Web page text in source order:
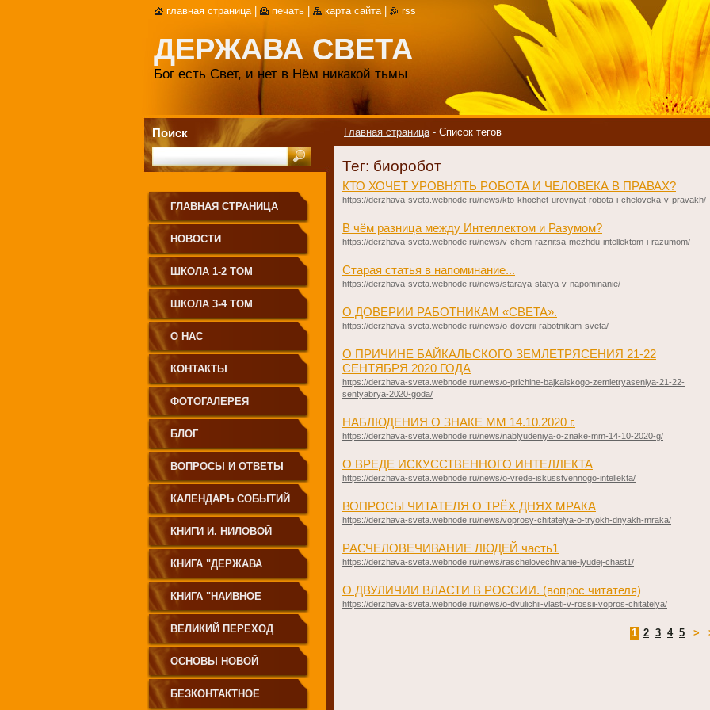
ДЕРЖАВА СВЕТА
Бог есть Свет, и нет в Нём никакой тьмы
Главная страница - Список тегов
Тег: биоробот
​КТО ХОЧЕТ УРОВНЯТЬ РОБОТА И ЧЕЛОВЕКА В ПРАВАХ?
https://derzhava-sveta.webnode.ru/news/kto-khochet-urovnyat-robota-i-cheloveka-v-pravakh/
В чём разница между Интеллектом и Разумом?
https://derzhava-sveta.webnode.ru/news/v-chem-raznitsa-mezhdu-intellektom-i-razumom/
Старая статья в напоминание...
https://derzhava-sveta.webnode.ru/news/staraya-statya-v-napominanie/
О ДОВЕРИИ РАБОТНИКАМ «СВЕТА».
https://derzhava-sveta.webnode.ru/news/o-doverii-rabotnikam-sveta/
О ПРИЧИНЕ БАЙКАЛЬСКОГО ЗЕМЛЕТРЯСЕНИЯ 21-22
СЕНТЯБРЯ 2020 ГОДА
https://derzhava-sveta.webnode.ru/news/o-prichine-bajkalskogo-zemletryaseniya-21-22-
sentyabrya-2020-goda/
НАБЛЮДЕНИЯ О ЗНАКЕ ММ 14.10.2020 г.
https://derzhava-sveta.webnode.ru/news/nablyudeniya-o-znake-mm-14-10-2020-g/
О ВРЕДЕ ИСКУССТВЕННОГО ИНТЕЛЛЕКТА
https://derzhava-sveta.webnode.ru/news/o-vrede-iskusstvennogo-intellekta/
ВОПРОСЫ ЧИТАТЕЛЯ О ТРЁХ ДНЯХ МРАКА
https://derzhava-sveta.webnode.ru/news/voprosy-chitatelya-o-tryokh-dnyakh-mraka/
РАСЧЕЛОВЕЧИВАНИЕ ЛЮДЕЙ часть1
https://derzhava-sveta.webnode.ru/news/raschelovechivanie-lyudej-chast1/
О ДВУЛИЧИИ ВЛАСТИ В РОССИИ. (вопрос читателя)
https://derzhava-sveta.webnode.ru/news/o-dvulichii-vlasti-v-rossii-vopros-chitatelya/
1 2 3 4 5 >
ГЛАВНАЯ СТРАНИЦА
НОВОСТИ
ШКОЛА 1-2 ТОМ
ШКОЛА 3-4 ТОМ
О НАС
КОНТАКТЫ
ФОТОГАЛЕРЕЯ
БЛОГ
ВОПРОСЫ И ОТВЕТЫ
КАЛЕНДАРЬ СОБЫТИЙ
КНИГИ И. НИЛОВОЙ
КНИГА "ДЕРЖАВА
СВЕТА
КНИГА "НАИВНОЕ
СВЕТОПРЕСТАВЛЕНИЕ"
ВЕЛИКИЙ ПЕРЕХОД
ОСНОВЫ НОВОЙ
ЦИВИЛИЗАЦИИ
БЕЗКОНТАКТНОЕ
Поиск
главная страница печать карта сайта rss